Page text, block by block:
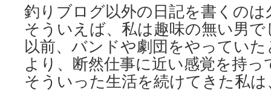
釣りブログ以外の日記を書くの
そういえば、私は趣味の無い男で
以前、バンドや劇団をやってい
より、断然仕事に近い感覚を持
そういった生活を続けてきた私